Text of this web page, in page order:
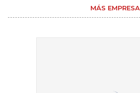
MÁS